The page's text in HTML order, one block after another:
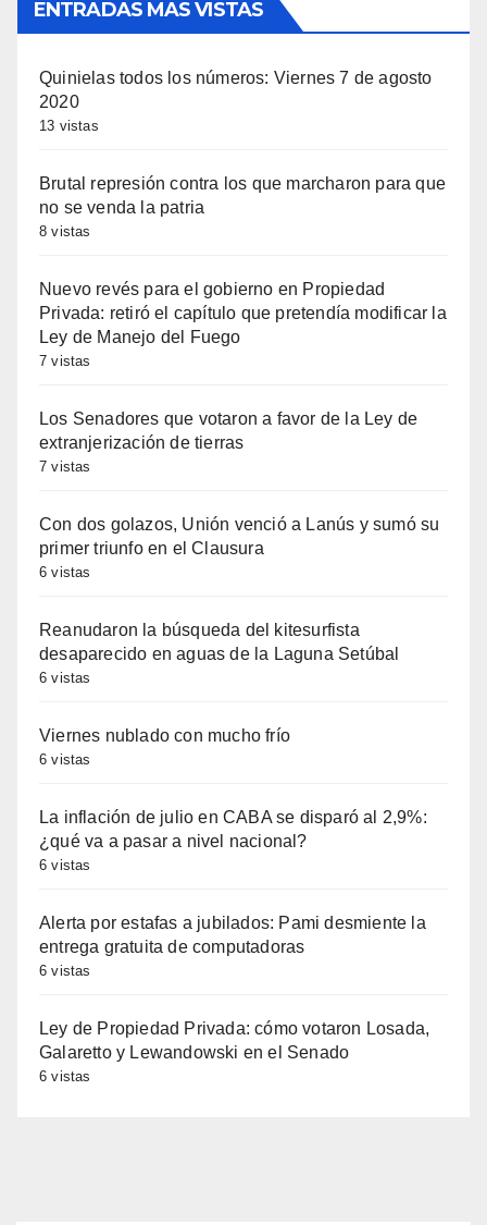
ENTRADAS MAS VISTAS
Quinielas todos los números: Viernes 7 de agosto
2020
13 vistas
Brutal represión contra los que marcharon para que
no se venda la patria
8 vistas
Nuevo revés para el gobierno en Propiedad
Privada: retiró el capítulo que pretendía modificar la
Ley de Manejo del Fuego
7 vistas
Los Senadores que votaron a favor de la Ley de
extranjerización de tierras
7 vistas
Con dos golazos, Unión venció a Lanús y sumó su
primer triunfo en el Clausura
6 vistas
Reanudaron la búsqueda del kitesurfista
desaparecido en aguas de la Laguna Setúbal
6 vistas
Viernes nublado con mucho frío
6 vistas
La inflación de julio en CABA se disparó al 2,9%:
¿qué va a pasar a nivel nacional?
6 vistas
Alerta por estafas a jubilados: Pami desmiente la
entrega gratuita de computadoras
6 vistas
Ley de Propiedad Privada: cómo votaron Losada,
Galaretto y Lewandowski en el Senado
6 vistas